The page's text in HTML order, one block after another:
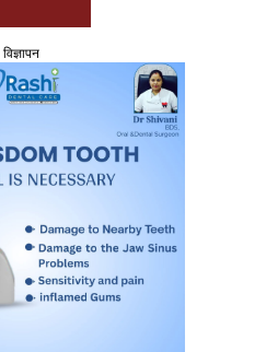
विज्ञापन